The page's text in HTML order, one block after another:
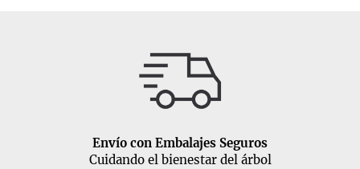
Envío con Embalajes Seguros
Cuidando el bienestar del árbol